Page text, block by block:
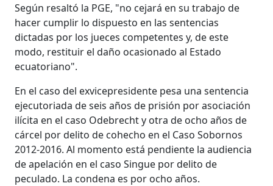
Según resaltó la PGE, "no cejará en su trabajo de
hacer cumplir lo dispuesto en las sentencias
dictadas por los jueces competentes y, de este
modo, restituir el daño ocasionado al Estado
ecuatoriano".
En el caso del exvicepresidente pesa una sentencia
ejecutoriada de seis años de prisión por asociación
ilícita en el caso Odebrecht y otra de ocho años de
cárcel por delito de cohecho en el Caso Sobornos
2012-2016. Al momento está pendiente la audiencia
de apelación en el caso Singue por delito de
peculado. La condena es por ocho años.